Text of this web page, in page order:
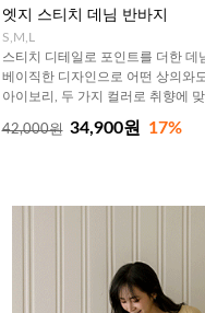
엣지 스티치 데님 반바지
S,M,L
스티치 디테일로 포인트를 더한 데
베이직한 디자인으로 어떤 상의와
아이보리, 두 가지 컬러로 취향에
42,000원 34,900원 17%